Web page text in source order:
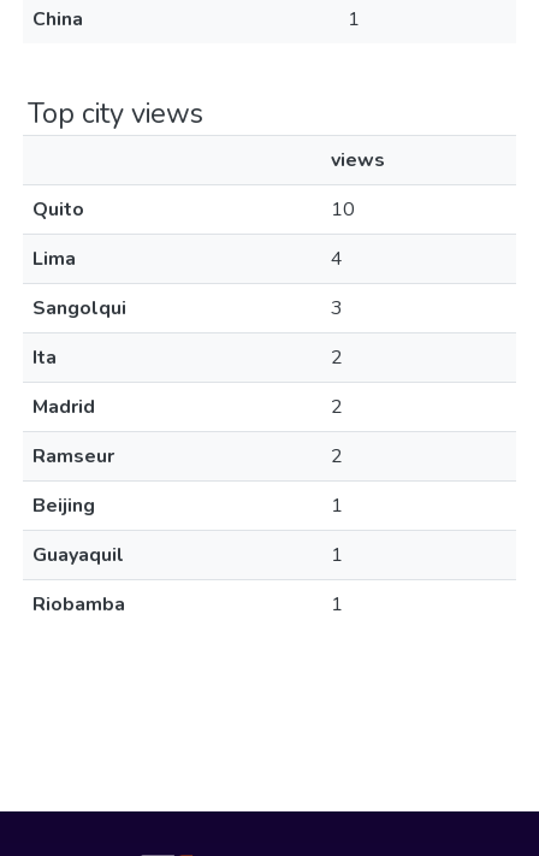
China
1
Top city views
views
Quito
10
Lima
4
Sangolqui
3
Ita
2
Madrid
2
Ramseur
2
Beijing
1
Guayaquil
1
Riobamba
1